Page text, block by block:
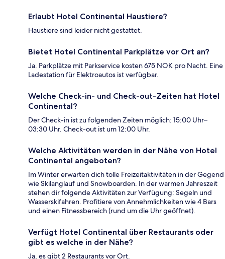
Erlaubt Hotel Continental Haustiere?
Haustiere sind leider nicht gestattet.
Bietet Hotel Continental Parkplätze vor Ort an?
Ja. Parkplätze mit Parkservice kosten 675 NOK pro Nacht. Eine
Ladestation für Elektroautos ist verfügbar.
Welche Check-in- und Check-out-Zeiten hat Hotel
Continental?
Der Check-in ist zu folgenden Zeiten möglich: 15:00 Uhr–
03:30 Uhr. Check-out ist um 12:00 Uhr.
Welche Aktivitäten werden in der Nähe von Hotel
Continental angeboten?
Im Winter erwarten dich tolle Freizeitaktivitäten in der Gegend
wie Skilanglauf und Snowboarden. In der warmen Jahreszeit
stehen dir folgende Aktivitäten zur Verfügung: Segeln und
Wasserskifahren. Profitiere von Annehmlichkeiten wie 4 Bars
und einen Fitnessbereich (rund um die Uhr geöffnet).
Verfügt Hotel Continental über Restaurants oder
gibt es welche in der Nähe?
Ja, es gibt 2 Restaurants vor Ort.